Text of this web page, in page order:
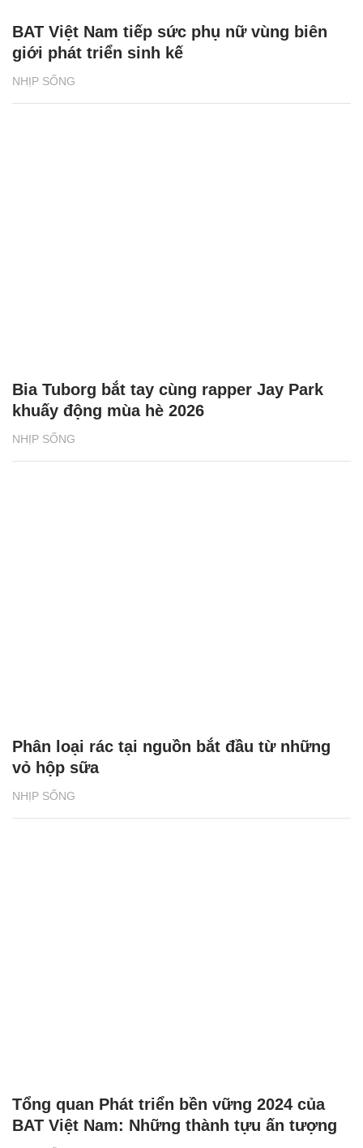
NHỊP SỐNG
BAT Việt Nam tiếp sức phụ nữ vùng biên
giới phát triển sinh kế
NHỊP SỐNG
Bia Tuborg bắt tay cùng rapper Jay Park
khuấy động mùa hè 2026
NHỊP SỐNG
Phân loại rác tại nguồn bắt đầu từ những
vỏ hộp sữa
Tổng quan Phát triển bền vững 2024 của
BAT Việt Nam: Những thành tựu ấn tượng